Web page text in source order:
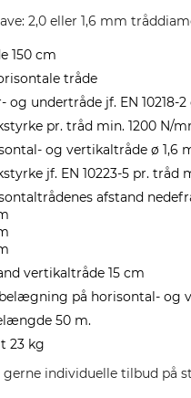
2,0 eller 1,6 mm
150 cm
tråde
og undertråde jf. EN 10218-
pr. tråd min. 1200 N/
og vertikaltråde ø 1,6
jf. EN 10223-5 pr. tråd
afstand
vertikaltråde 15 cm
på horisontal- og
50 m.
23 kg
gerne individuelle tilbud på